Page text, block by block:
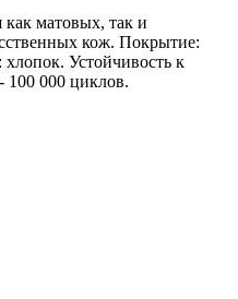
матовых, так и
кож. Покрытие:
Устойчивость к
000 циклов.